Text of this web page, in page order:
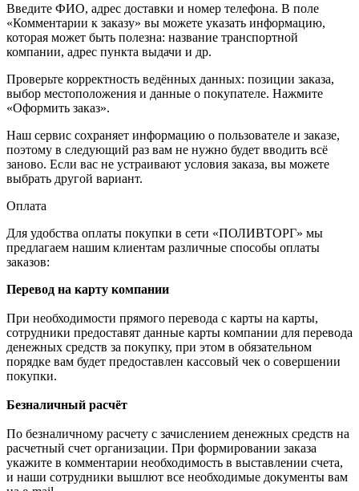
Введите ФИО, адрес доставки и номер телефона. В поле
«Комментарии к заказу» вы можете указать информацию,
которая может быть полезна: название транспортной
компании, адрес пункта выдачи и др.
Проверьте корректность ведённых данных: позиции заказа,
выбор местоположения и данные о покупателе. Нажмите
«Оформить заказ».
Наш сервис сохраняет информацию о пользователе и заказе,
поэтому в следующий раз вам не нужно будет вводить всё
заново. Если вас не устраивают условия заказа, вы можете
выбрать другой вариант.
Оплата
Для удобства оплаты покупки в сети «ПОЛИВТОРГ» мы
предлагаем нашим клиентам различные способы оплаты
заказов:
Перевод на карту компании
При необходимости прямого перевода с карты на карты,
сотрудники предоставят данные карты компании для перевода
денежных средств за покупку, при этом в обязательном
порядке вам будет предоставлен кассовый чек о совершении
покупки.
Безналичный расчёт
По безналичному расчету с зачислением денежных средств на
расчетный счет организации. При формировании заказа
укажите в комментарии необходимость в выставлении счета,
и наши сотрудники вышлют все необходимые документы вам